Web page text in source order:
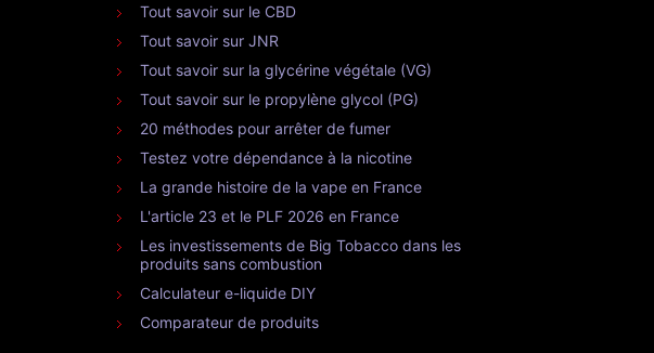
Tout savoir sur le CBD
Tout savoir sur JNR
Tout savoir sur la glycérine végétale (VG)
Tout savoir sur le propylène glycol (PG)
20 méthodes pour arrêter de fumer
Testez votre dépendance à la nicotine
La grande histoire de la vape en France
L'article 23 et le PLF 2026 en France
Les investissements de Big Tobacco dans les
produits sans combustion
Calculateur e-liquide DIY
Comparateur de produits